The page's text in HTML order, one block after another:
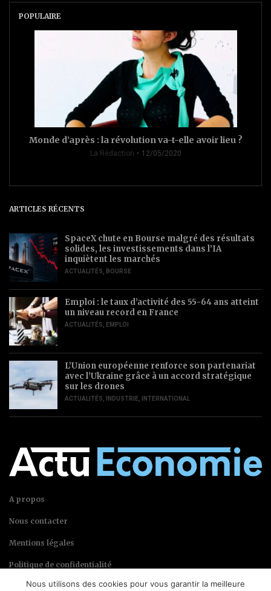
POPULAIRE
Monde d’après : la révolution va-t-elle avoir lieu ?
La Rédaction 12/05/2020
ARTICLES RÉCENTS
SpaceX chute en Bourse malgré des résultats
solides, les investissements dans l’IA
inquiètent les marchés
ACTUALITÉS BOURSE
Emploi : le taux d’activité des 55-64 ans atteint
un niveau record en France
ACTUALITÉS EMPLOI
L’Union européenne renforce son partenariat
avec l’Ukraine grâce à un accord stratégique
sur les drones
ACTUALITÉS INDUSTRIE INTERNATIONAL
A propos
Nous contacter
Mentions légales
Politique de confidentialité
Nous utilisons des cookies pour vous garantir la meilleure